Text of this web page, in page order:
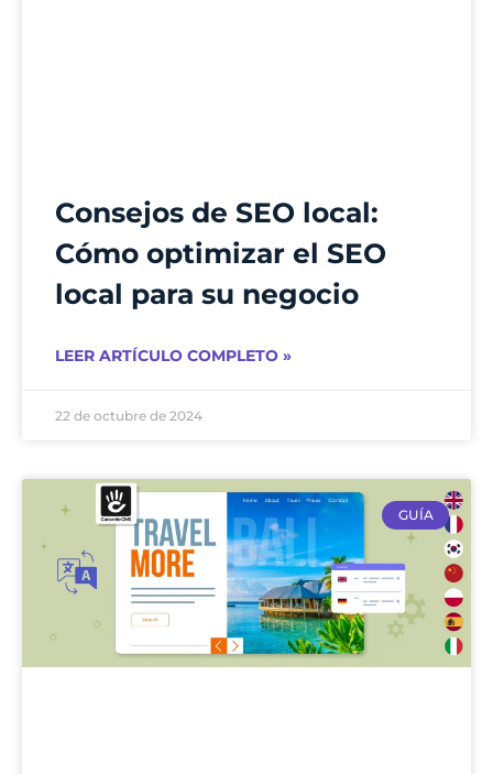
Consejos de SEO local:
Cómo optimizar el SEO
local para su negocio
LEER ARTÍCULO COMPLETO »
22 de octubre de 2024
GUÍA